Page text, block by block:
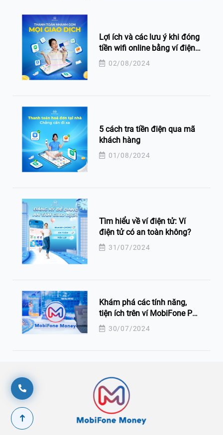
Lợi ích và các lưu ý khi đóng
tiền wifi online bằng ví điện
tử 02/08/2024
5 cách tra tiền điện qua mã
khách hàng
01/08/2024
Tìm hiểu về ví điện tử: Ví
điện tử có an toàn không?
31/07/2024
Khám phá các tính năng,
tiện ích trên ví MobiFone Pay
thuộc ứng dụng MobiFone
Money
30/07/2024